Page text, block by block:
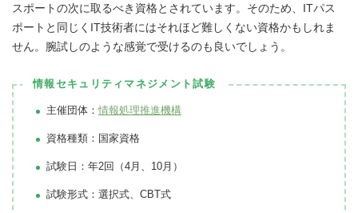
スポートの次に取るべき資格とされています。そのため、ITパス
ポートと同じくIT技術者にはそれほど難しくない資格かもしれま
せん。腕試しのような感覚で受けるのも良いでしょう。
情報セキュリティマネジメント試験
主催団体： 情報処理推進機構
資格種類：国家資格
試験日：年2回（4月、10月）
試験形式：選択式、CBT式